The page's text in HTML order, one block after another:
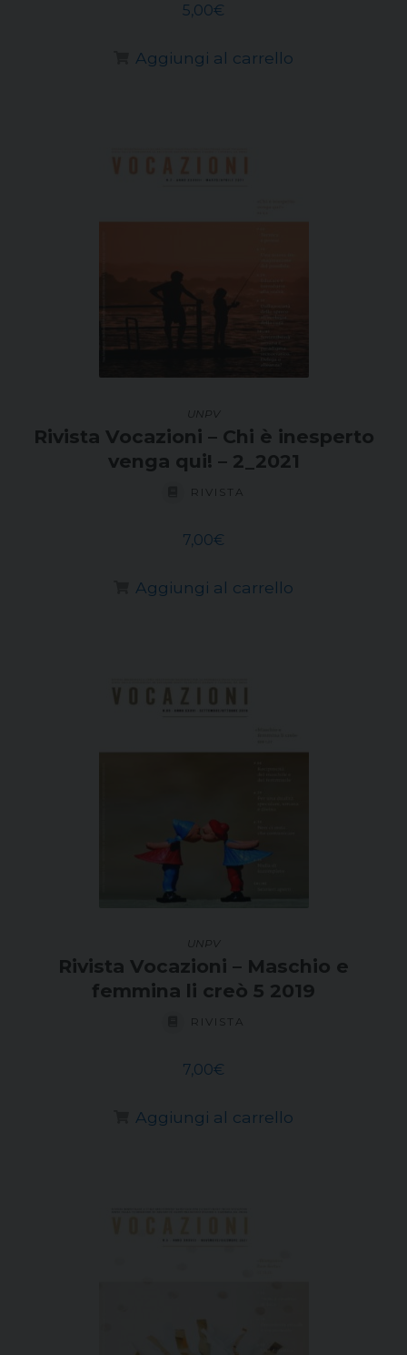
5,00€
Aggiungi al carrello
UNPV
Rivista Vocazioni – Chi è inesperto
venga qui! – 2_2021
RIVISTA
7,00€
Aggiungi al carrello
UNPV
Rivista Vocazioni – Maschio e
femmina li creò 5 2019
RIVISTA
7,00€
Aggiungi al carrello